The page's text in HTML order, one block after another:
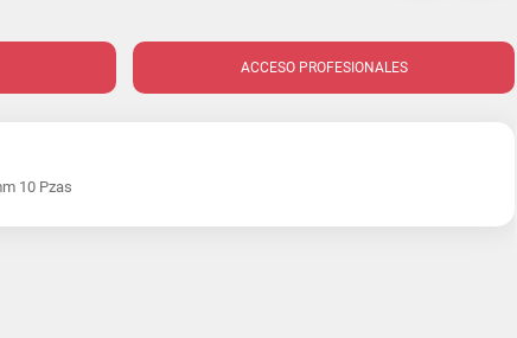
ACCESO PROFESIONALES
10 Pzas